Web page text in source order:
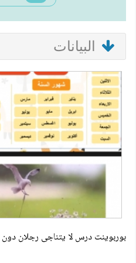
البيانات
بوربوينت درس لا يتناجى رجلان دون